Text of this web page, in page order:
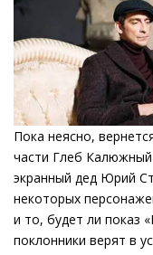
Пока неясно,
части Глеб
экранный дед Юрий
некоторых
и то, будет ли показ
поклонники верят в